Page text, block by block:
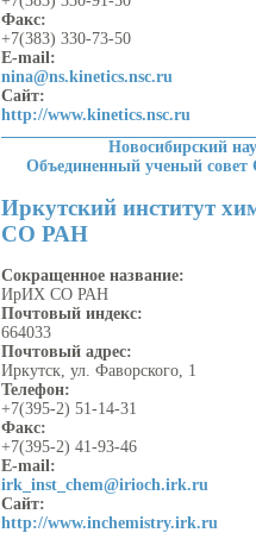
Факс:
+7(383) 330-73-50
E-mail:
nina@ns.kinetics.nsc.ru
Сайт:
http://www.kinetics.nsc.ru
Новосибирский
Объединенный ученый
Иркутский институт
СО РАН
Сокращенное название:
ИрИХ СО РАН
Почтовый индекс:
664033
Почтовый адрес:
Иркутск, ул. Фаворского, 1
Телефон:
+7(395-2) 51-14-31
Факс:
+7(395-2) 41-93-46
E-mail:
irk_inst_chem@irioch.irk.ru
Сайт:
http://www.inchemistry.irk.ru